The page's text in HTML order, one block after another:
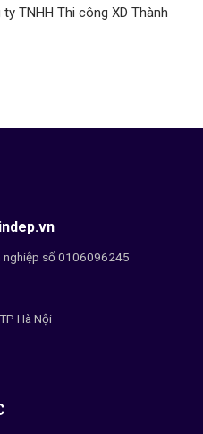
TNHH Thi công XD Thành
nghiệp số 0106096245
Hà Nội